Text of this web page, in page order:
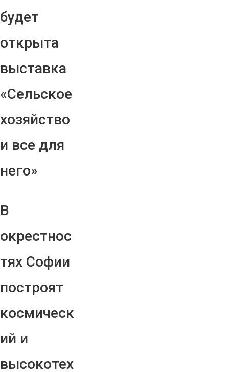
будет
открыта
выставка
«Сельское
хозяйство
и все для
него»
В
окрестнос
тях Софии
построят
космическ
ий и
высокотех